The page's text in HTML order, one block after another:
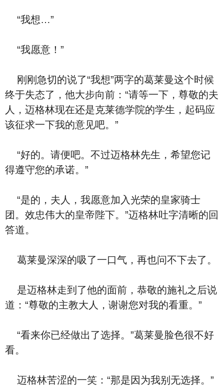
“我想…”
“我愿意！”
刚刚急切的说了“我想”两字的葛莱曼这个时候
终于失态了，他大步向前：“请等一下，尊敬的夫
人，迈格林现在还是克莱德学院的学生，起码应
该征求一下我的意见吧。”
“好的。请便吧。不过迈格林先生，希望您记
得遵守您的承诺。”
“是的，夫人，我愿意加入光荣的皇家骑士
团。效忠伟大的皇帝陛下。”迈格林吐字清晰的回
答道。
葛莱曼深深的吸了一口气，再也问不下去了。
是迈格林走到了他的面前，恭敬的施礼之后说
道：“尊敬的主教大人，谢谢您对我的看重。”
“看来你已经做出了选择。”葛莱曼脸色很不好
看。
迈格林苦涩的一笑：“那是因为我别无选择。”